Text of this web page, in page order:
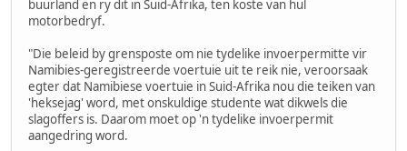
buurland en ry dit in Suid-Afrika, ten koste van hul
motorbedryf.
"Die beleid by grensposte om nie tydelike invoerpermitte vir
Namibies-geregistreerde voertuie uit te reik nie, veroorsaak
egter dat Namibiese voertuie in Suid-Afrika nou die teiken van
'heksejag' word, met onskuldige studente wat dikwels die
slagoffers is. Daarom moet op 'n tydelike invoerpermit
aangedring word.